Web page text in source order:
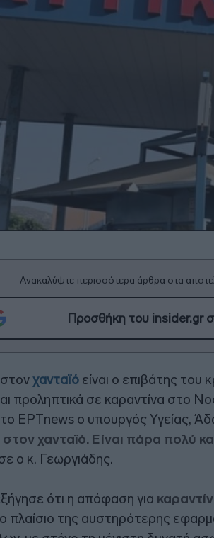
Ανακαλύψτε περισσότερα άρθρα στα
Προσθήκη του insider.gr
χανταϊό είναι ο επιβάτης του
προληπτικά σε καραντίνα στο
ΕΡΤnews ο υπουργός Υγείας,
στον χανταϊό. Είναι πάρα πολύ
ο κ. Γεωργιάδης.
ότι η απόφαση για
πλαίσιο της αυστηρότερης